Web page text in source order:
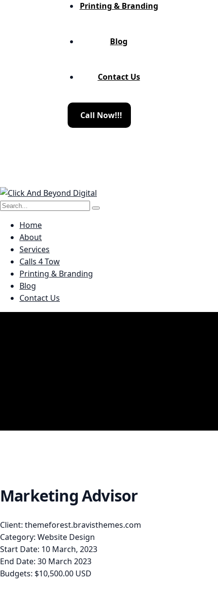
Printing & Branding
Blog
Contact Us
Call Now!!!
Home
About
Services
Calls 4 Tow
Printing & Branding
Blog
Contact Us
Marketing Advisor
Client: themeforest.bravisthemes.com
Category: Website Design
Start Date: 10 March, 2023
End Date: 30 March 2023
Budgets: $10,500.00 USD